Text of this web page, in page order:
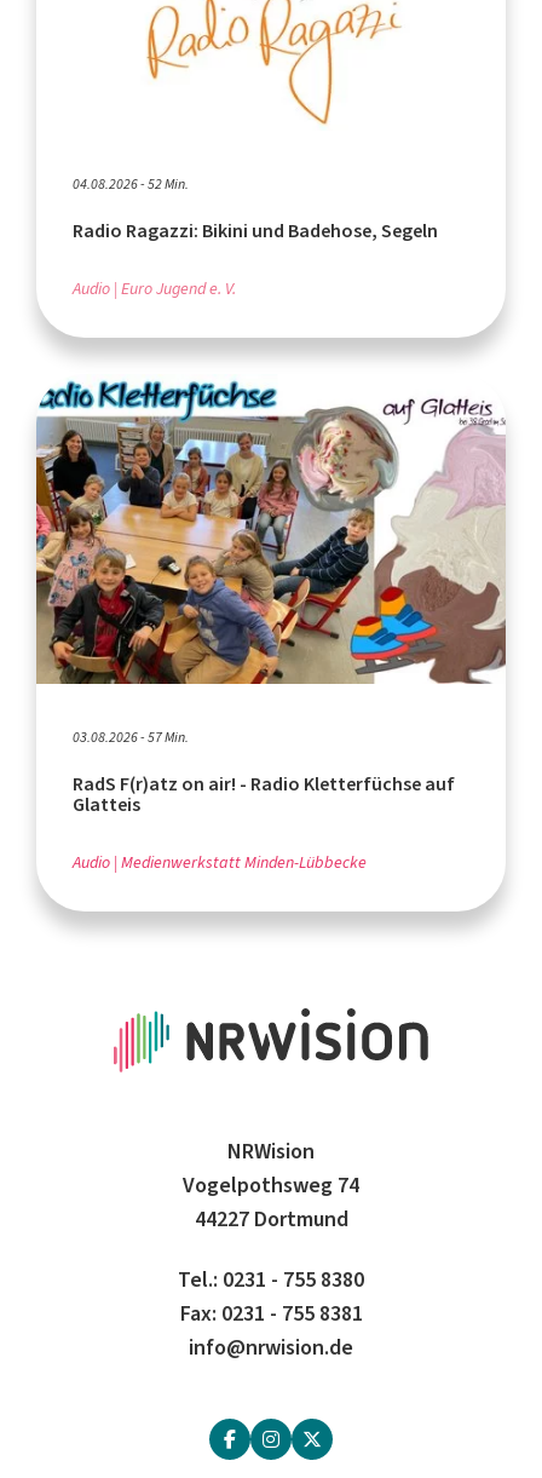
04.08.2026 - 52 Min.
Radio Ragazzi: Bikini und Badehose, Segeln
Audio Euro Jugend e. V.
03.08.2026 - 57 Min.
RadS F(r)atz on air! - Radio Kletterfüchse auf
Glatteis
Audio Medienwerkstatt Minden-Lübbecke
NRWision
Vogelpothsweg 74
44227 Dortmund
Tel.: 0231 - 755 8380
Fax: 0231 - 755 8381
info@nrwision.de